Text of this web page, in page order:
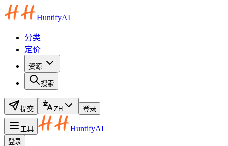
HuntifyAI
分类
定价
资源
搜索
提交 ZH 登录
工具 HuntifyAI
登录